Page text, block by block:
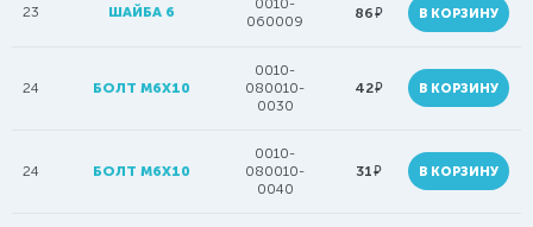
23 ШАЙБА 6
0010-
060009
86руб. В КОРЗИНУ
24 БОЛТ М6Х10
0010-
080010-
0030
42руб. В КОРЗИНУ
24 БОЛТ M6X10
0010-
080010-
0040
31руб. В КОРЗИНУ